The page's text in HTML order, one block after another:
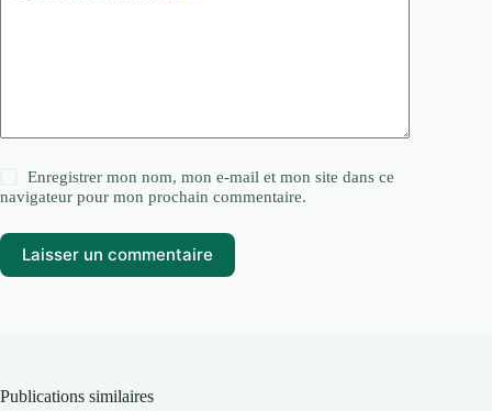
Enregistrer mon nom, mon e-mail et mon site dans ce
navigateur pour mon prochain commentaire.
Laisser un commentaire
Publications similaires